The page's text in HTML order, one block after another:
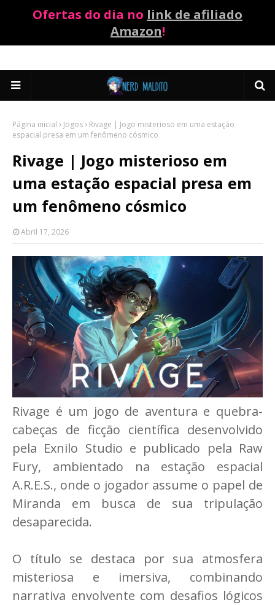
Ofertas do dia no link de afiliado
Amazon!
Página inicial Jogos
Rivage | Jogo misterioso em uma estação
espacial presa em um fenômeno cósmico
Rivage | Jogo misterioso em
uma estação espacial presa em
um fenômeno cósmico
Abril 17, 2026
Rivage é um jogo de aventura e quebra-
cabeças de ficção científica desenvolvido
pela Exnilo Studio e publicado pela Raw
Fury, ambientado na estação espacial
A.R.E.S., onde o jogador assume o papel de
Miranda em busca de sua tripulação
desaparecida.
O título se destaca por sua atmosfera
misteriosa e imersiva, combinando
narrativa envolvente com desafios lógicos